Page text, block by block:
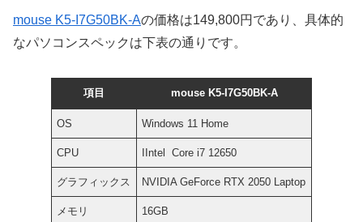
mouse K5-I7G50BK-Aの価格は149,800円であり、具体的
なパソコンスペックは下表の通りです。
項目 mouse K5-I7G50BK-A
OS Windows 11 Home
CPU IIntel Core i7 12650
グラフィックス NVIDIA GeForce RTX 2050 Laptop
メモリ 16GB